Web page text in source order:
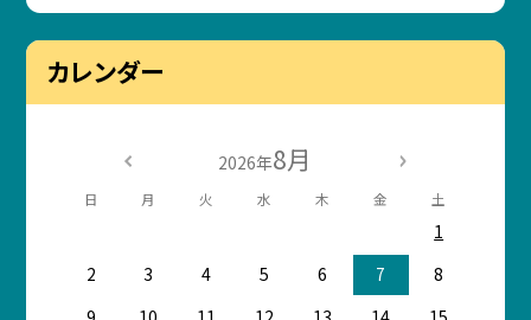
カレンダー
2026年8月
日 月 火 水 木 金 土
1
2
3 4 5 6 7
8